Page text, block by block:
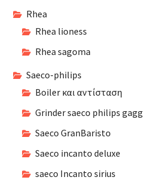
Rhea
Rhea lioness
Rhea sagoma
Saeco-philips
Boiler και αντίσταση
Grinder saeco philips
Saeco GranBaristo
Saeco incanto deluxe
saeco Incanto sirius